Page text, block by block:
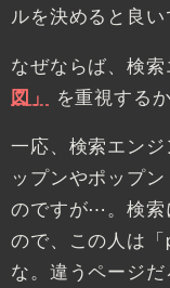
ルを決めると良い
なぜならば、検
図」
を重視する
一応、検索エン
ップンやポップ
のですが⋯。検索
ので、この人は
な。違うページ